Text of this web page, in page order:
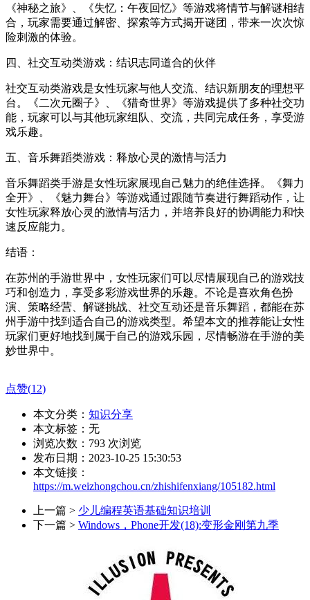
《神秘之旅》、《失忆：午夜回忆》等游戏将情节与解谜相结
合，玩家需要通过解密、探索等方式揭开谜团，带来一次次惊
险刺激的体验。
四、社交互动类游戏：结识志同道合的伙伴
社交互动类游戏是女性玩家与他人交流、结识新朋友的理想平
台。《二次元圈子》、《猎奇世界》等游戏提供了多种社交功
能，玩家可以与其他玩家组队、交流，共同完成任务，享受游
戏乐趣。
五、音乐舞蹈类游戏：释放心灵的激情与活力
音乐舞蹈类手游是女性玩家展现自己魅力的绝佳选择。《舞力
全开》、《魅力舞台》等游戏通过跟随节奏进行舞蹈动作，让
女性玩家释放心灵的激情与活力，并培养良好的协调能力和快
速反应能力。
结语：
在苏州的手游世界中，女性玩家们可以尽情展现自己的游戏技
巧和创造力，享受多彩游戏世界的乐趣。不论是喜欢角色扮
演、策略经营、解谜挑战、社交互动还是音乐舞蹈，都能在苏
州手游中找到适合自己的游戏类型。希望本文的推荐能让女性
玩家们更好地找到属于自己的游戏乐园，尽情畅游在手游的美
妙世界中。
点赞(12)
本文分类： 知识分享
本文标签：无
浏览次数： 793 次浏览
发布日期：2023-10-25 15:30:53
本文链接：
https://m.weizhongchou.cn/zhishifenxiang/105182.html
上一篇 > 少儿编程英语基础知识培训
下一篇 > Windows，Phone开发(18):变形金刚第九季